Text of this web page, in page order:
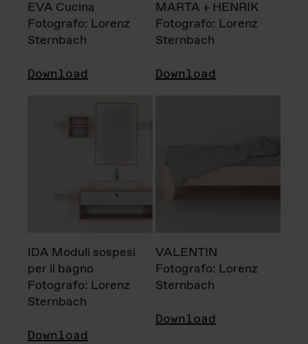
EVA Cucina
Fotografo: Lorenz
Sternbach
Download
MARTA + HENRIK
Fotografo: Lorenz
Sternbach
Download
IDA Moduli sospesi
per il bagno
Fotografo: Lorenz
Sternbach
Download
VALENTIN
Fotografo: Lorenz
Sternbach
Download